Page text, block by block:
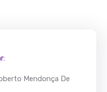
Mendonça De